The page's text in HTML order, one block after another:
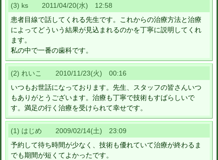
(3) ks 2011/04/20(水) 12:58
患者目線で話してくれる先生です。これからの治療方法と治療
によってどういう結果が見込まれるのかを丁寧に説明してくれ
ます。
私の中で一番の歯科です。
(2) れいこ 2010/11/23(火) 00:16
いつもお世話になっております。先生、スタッフの皆さんいつ
もありがとうございます。治療も丁寧で技術もすばらしいで
す。満足の行く治療を受けられて幸せです。
(1) はじめ 2009/02/14(土) 23:09
予約して待ち時間が少なく、技術も優れていて治療が終わるま
でも期間が短くてよかったです。